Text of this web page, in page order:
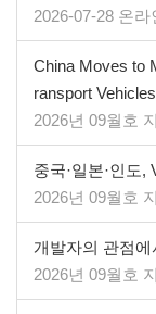
2026-07-28 온라
China Moves to
ransport Vehicles
2026년 09월호
중국·일본·인도,
2026년 09월호
개발자의 관점
2026년 09월호